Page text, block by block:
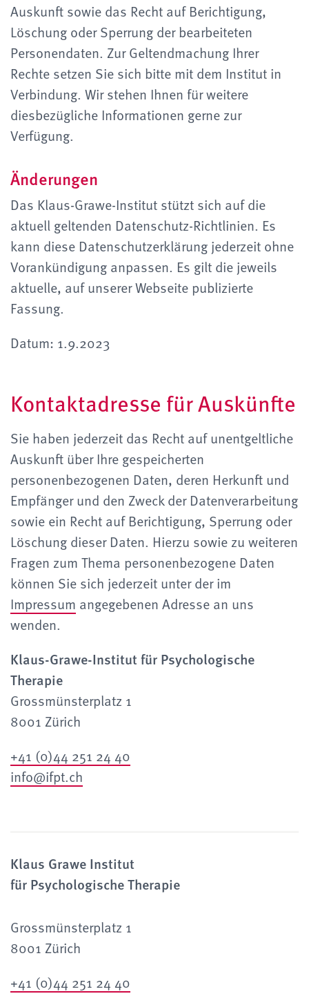
Auskunft sowie das Recht auf Berichtigung,
Löschung oder Sperrung der bearbeiteten
Personendaten. Zur Geltendmachung Ihrer
Rechte setzen Sie sich bitte mit dem Institut in
Verbindung. Wir stehen Ihnen für weitere
diesbezügliche Informationen gerne zur
Verfügung.
Änderungen
Das Klaus-Grawe-Institut stützt sich auf die
aktuell geltenden Datenschutz-Richtlinien. Es
kann diese Datenschutzerklärung jederzeit ohne
Vorankündigung anpassen. Es gilt die jeweils
aktuelle, auf unserer Webseite publizierte
Fassung.
Datum: 1.9.2023
Kontaktadresse für Auskünfte
Sie haben jederzeit das Recht auf unentgeltliche
Auskunft über Ihre gespeicherten
personenbezogenen Daten, deren Herkunft und
Empfänger und den Zweck der Datenverarbeitung
sowie ein Recht auf Berichtigung, Sperrung oder
Löschung dieser Daten. Hierzu sowie zu weiteren
Fragen zum Thema personenbezogene Daten
können Sie sich jederzeit unter der im
Impressum angegebenen Adresse an uns
wenden.
Klaus-Grawe-Institutfür Psychologische
Therapie
Grossmünsterplatz 1
8001 Zürich
+41 (0)44 251 24 40
info@ifpt.ch
Klaus Grawe Institut
für Psychologische Therapie
Grossmünsterplatz 1
8001 Zürich
+41 (0)44 251 24 40